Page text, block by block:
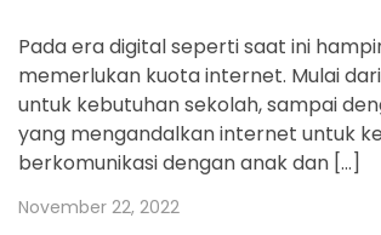
Pada era digital seperti saat ini
memerlukan kuota internet. Mulai
untuk kebutuhan sekolah, sampai
yang mengandalkan internet untuk
berkomunikasi dengan anak dan […]
November 22, 2022